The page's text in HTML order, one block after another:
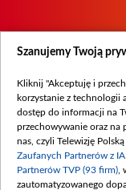
Szanujemy Twoją
Kliknij "Akceptuję i
korzystanie z technologii
dostęp do informacji na
przechowywanie oraz na
nas, czyli Telewizję
Zaufanych Partnerów z
Partnerów TVP (93 firm)
zautomatyzowanego